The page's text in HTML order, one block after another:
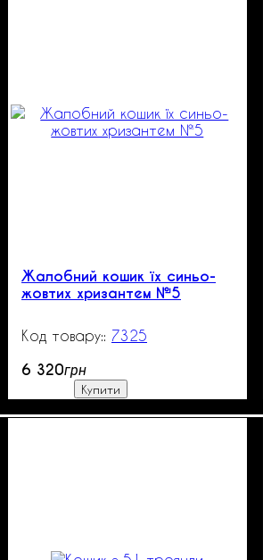
Жалобний кошик їх синьо-
жовтих хризантем №5
7325
6 320грн
Купити